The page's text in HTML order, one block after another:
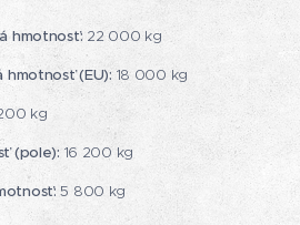
hmotnosť:22 000 kg
hmotnosť (EU): 18 000 kg
kg
(pole): 16 200 kg
5 800 kg